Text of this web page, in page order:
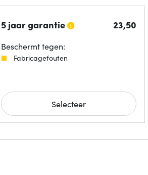
5 jaar garantie 23,50
Beschermt tegen:
Fabricagefouten
Selecteer